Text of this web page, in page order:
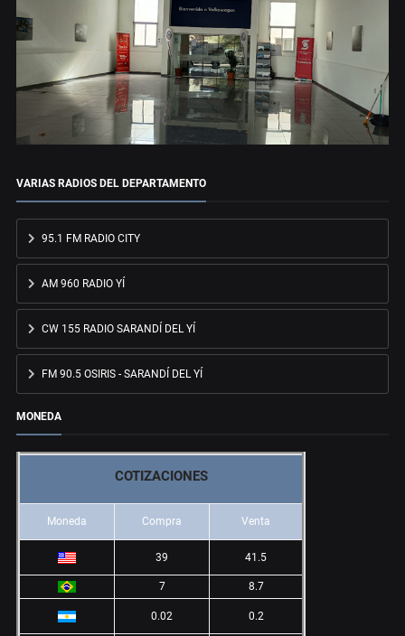
VARIAS RADIOS DEL DEPARTAMENTO
95.1 FM RADIO CITY
AM 960 RADIO YÍ
CW 155 RADIO SARANDÍ DEL YÍ
FM 90.5 OSIRIS - SARANDÍ DEL YÍ
MONEDA
COTIZACIONES
Moneda Compra Venta
39 41.5
7 8.7
0.02 0.2